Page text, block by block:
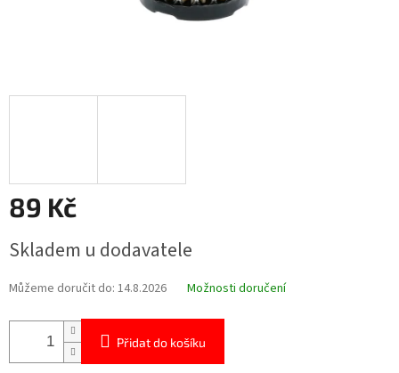
89 Kč
cena:
Skladem u dodavatele
Můžeme doručit do: 14.8.2026 Možnosti doručení
Přidat do košíku